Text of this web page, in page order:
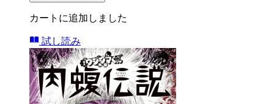
カートに追加しました
試し読み